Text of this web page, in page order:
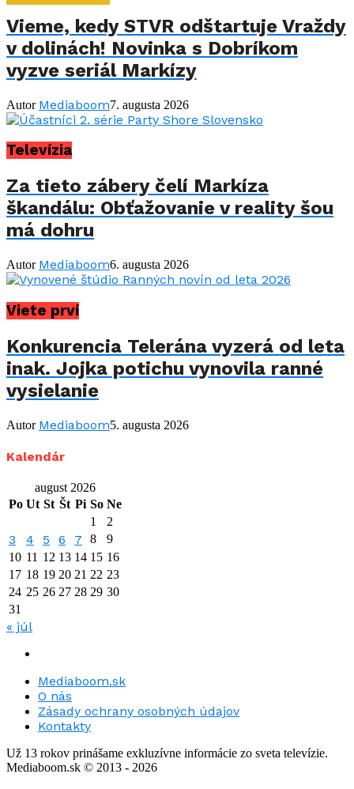
Vieme, kedy STVR odštartuje Vraždy
v dolinách! Novinka s Dobríkom
vyzve seriál Markízy
Autor Mediaboom7. augusta 2026
Televízia
Za tieto zábery čelí Markíza
škandálu: Obťažovanie v reality šou
má dohru
Autor Mediaboom6. augusta 2026
Viete prví
Konkurencia Telerána vyzerá od leta
inak. Jojka potichu vynovila ranné
vysielanie
Autor Mediaboom5. augusta 2026
Kalendár
august 2026
Po Ut St Št Pi So Ne
1
2
3 4 5 6 7 8
9
10 11 12 13 14 15 16
17 18 19 20 21 22 23
24 25 26 27 28 29 30
31
« júl
Mediaboom.sk
O nás
Zásady ochrany osobných údajov
Kontakty
Už 13 rokov prinášame exkluzívne informácie zo sveta televízie.
Mediaboom.sk © 2013 - 2026